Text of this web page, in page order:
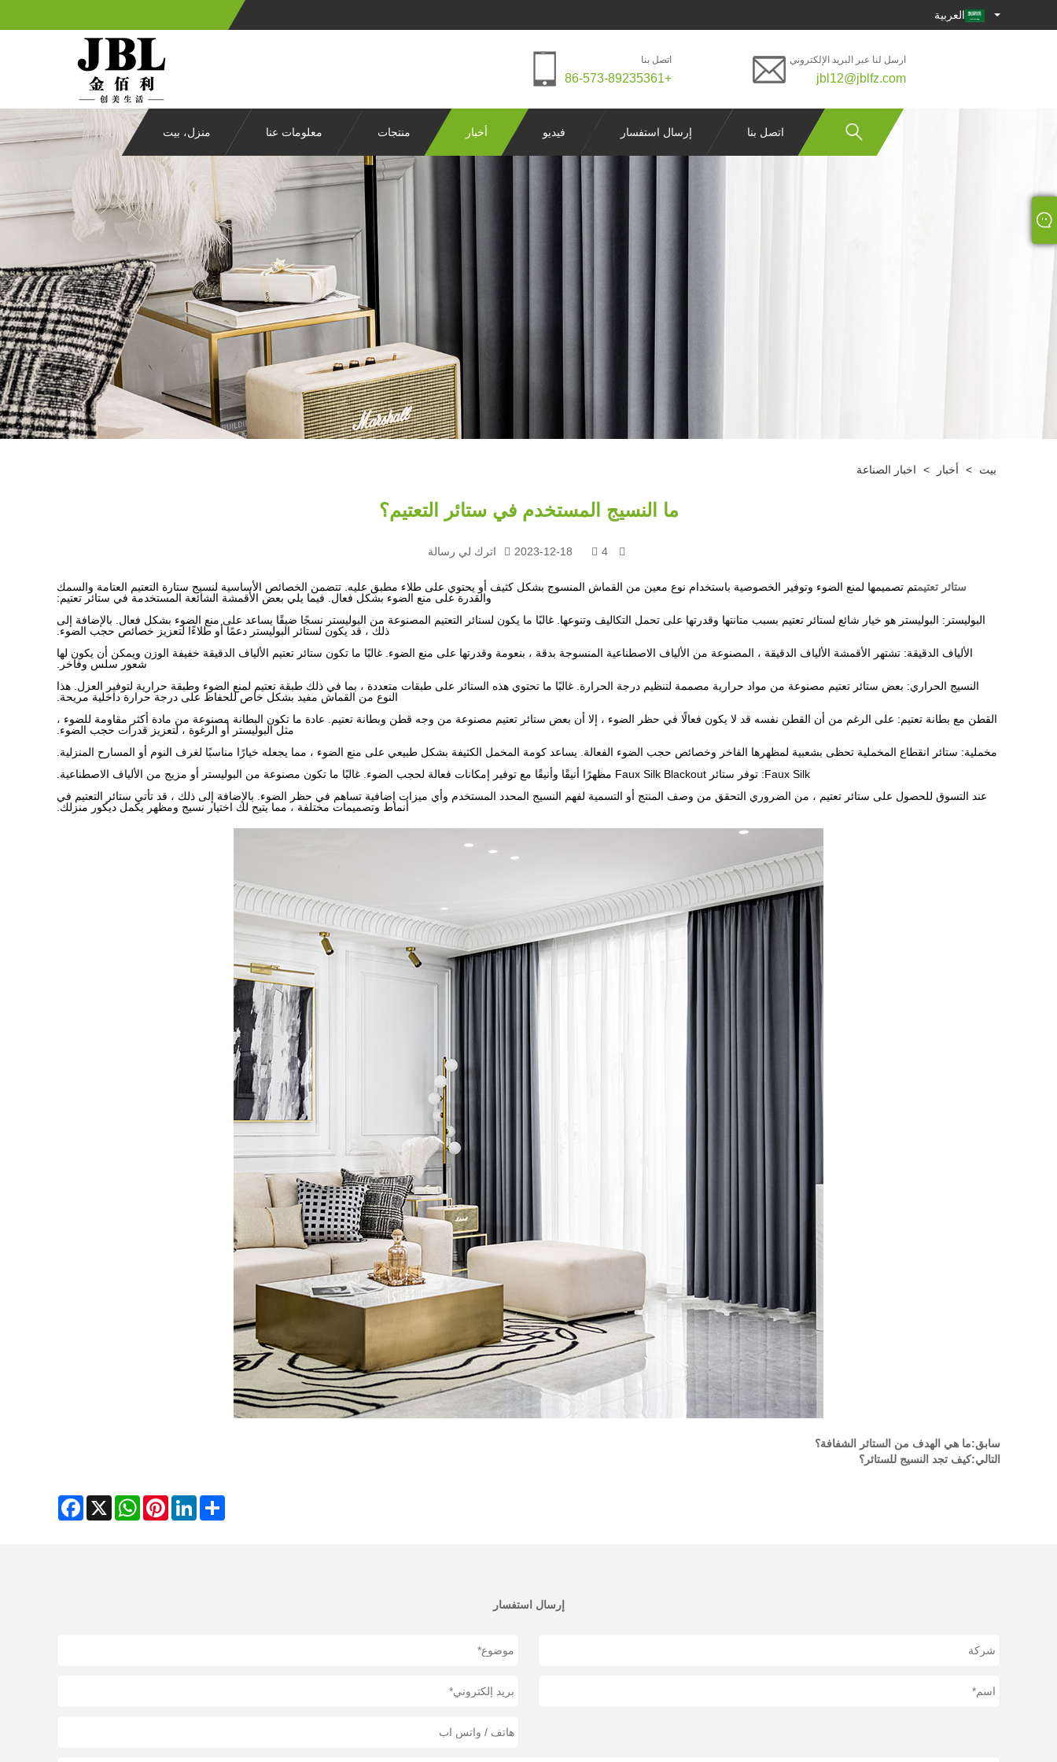
العربية
اتصل بنا
+86-573-89235361
ارسل لنا عبر البريد الإلكتروني
jbl12@jblfz.com
منزل، بيت معلومات عنا منتجات أخبار فيديو إرسال استفسار اتصل بنا
بيت > أخبار > اخبار الصناعة
ما النسيج المستخدم في ستائر التعتيم؟
2023-12-18 4 اترك لي رسالة
ستائر تعتيمتم تصميمها لمنع الضوء وتوفير الخصوصية باستخدام نوع معين من القماش المنسوج بشكل كثيف أو يحتوي على طلاء مطبق عليه. تتضمن الخصائص الأساسية لنسيج ستارة التعتيم العتامة والسمك
والقدرة على منع الضوء بشكل فعال. فيما يلي بعض الأقمشة الشائعة المستخدمة في ستائر تعتيم:
البوليستر: البوليستر هو خيار شائع لستائر تعتيم بسبب متانتها وقدرتها على تحمل التكاليف وتنوعها. غالبًا ما يكون لستائر التعتيم المصنوعة من البوليستر نسجًا ضيقًا يساعد على منع الضوء بشكل فعال. بالإضافة إلى
ذلك ، قد يكون لستائر البوليستر دعمًا أو طلاءًا لتعزيز خصائص حجب الضوء.
الألياف الدقيقة: تشتهر الأقمشة الألياف الدقيقة ، المصنوعة من الألياف الاصطناعية المنسوجة بدقة ، بنعومة وقدرتها على منع الضوء. غالبًا ما تكون ستائر تعتيم الألياف الدقيقة خفيفة الوزن ويمكن أن يكون لها
شعور سلس وفاخر.
النسيج الحراري: بعض ستائر تعتيم مصنوعة من مواد حرارية مصممة لتنظيم درجة الحرارة. غالبًا ما تحتوي هذه الستائر على طبقات متعددة ، بما في ذلك طبقة تعتيم لمنع الضوء وطبقة حرارية لتوفير العزل. هذا
النوع من القماش مفيد بشكل خاص للحفاظ على درجة حرارة داخلية مريحة.
القطن مع بطانة تعتيم: على الرغم من أن القطن نفسه قد لا يكون فعالًا في حظر الضوء ، إلا أن بعض ستائر تعتيم مصنوعة من وجه قطن وبطانة تعتيم. عادة ما تكون البطانة مصنوعة من مادة أكثر مقاومة للضوء ،
مثل البوليستر أو الرغوة ، لتعزيز قدرات حجب الضوء.
مخملية: ستائر انقطاع المخملية تحظى بشعبية لمظهرها الفاخر وخصائص حجب الضوء الفعالة. يساعد كومة المخمل الكثيفة بشكل طبيعي على منع الضوء ، مما يجعله خيارًا مناسبًا لغرف النوم أو المسارح المنزلية.
Faux Silk: توفر ستائر Faux Silk Blackout مظهرًا أنيقًا وأنيقًا مع توفير إمكانات فعالة لحجب الضوء. غالبًا ما تكون مصنوعة من البوليستر أو مزيج من الألياف الاصطناعية.
عند التسوق للحصول على ستائر تعتيم ، من الضروري التحقق من وصف المنتج أو التسمية لفهم النسيج المحدد المستخدم وأي ميزات إضافية تساهم في حظر الضوء. بالإضافة إلى ذلك ، قد تأتي ستائر التعتيم في
أنماط وتصميمات مختلفة ، مما يتيح لك اختيار نسيج ومظهر يكمل ديكور منزلك.
سابق:ما هي الهدف من الستائر الشفافة؟
التالي:كيف تجد النسيج للستائر؟
Facebook X
WhatsAppPinterestLinkedInShare
إرسال استفسار